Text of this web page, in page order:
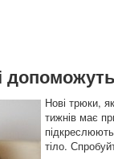
Нові трюки,
тижнів має
тіло.